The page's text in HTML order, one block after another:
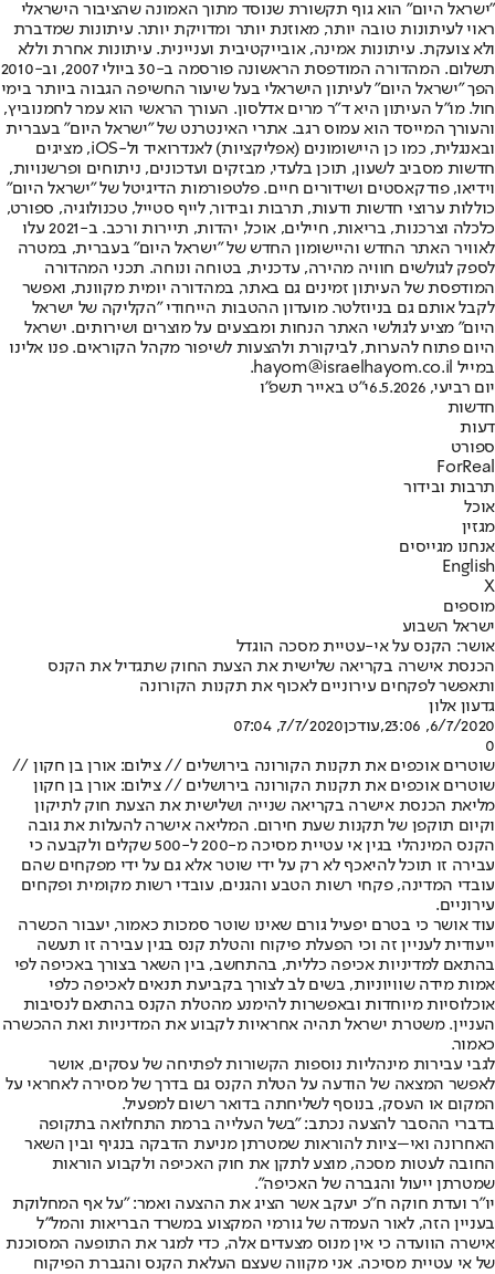
"ישראל היום" הוא גוף תקשורת שנוסד מתוך האמונה שהציבור הישראלי
ראוי לעיתונות טובה יותר, מאוזנת יותר ומדויקת יותר. עיתונות שמדברת
ולא צועקת. עיתונות אמינה, אובייקטיבית ועניינית. עיתונות אחרת וללא
תשלום. המהדורה המודפסת הראשונה פורסמה ב-30 ביולי 2007, וב-2010
הפך "ישראל היום" לעיתון הישראלי בעל שיעור החשיפה הגבוה ביותר בימי
חול. מו"ל העיתון היא ד"ר מרים אדלסון. העורך הראשי הוא עמר לחמנוביץ,
והעורך המייסד הוא עמוס רגב. אתרי האינטרנט של "ישראל היום" בעברית
ובאנגלית, כמו כן היישומונים (אפליקציות) לאנדרואיד ול-iOS, מציגים
חדשות מסביב לשעון, תוכן בלעדי, מבזקים ועדכונים, ניתוחים ופרשנויות,
וידיאו, פודקאסטים ושידורים חיים. פלטפורמות הדיגיטל של "ישראל היום"
כוללות ערוצי חדשות ודעות, תרבות ובידור, לייף סטייל, טכנולוגיה, ספורט,
כלכלה וצרכנות, בריאות, חיילים, אוכל, יהדות, תיירות ורכב. ב-2021 עלו
לאוויר האתר החדש והיישומון החדש של "ישראל היום" בעברית, במטרה
לספק לגולשים חוויה מהירה, עדכנית, בטוחה ונוחה. תכני המהדורה
המודפסת של העיתון זמינים גם באתר, במהדורה יומית מקוונת, ואפשר
לקבל אותם גם בניוזלטר. מועדון ההטבות הייחודי "הקליקה של ישראל
היום" מציע לגולשי האתר הנחות ומבצעים על מוצרים ושירותים. ישראל
היום פתוח להערות, לביקורת ולהצעות לשיפור מקהל הקוראים. פנו אלינו
במייל hayom@israelhayom.co.il.
יום רביעי, 6.5.2026
י"ט באייר תשפ"ו
חדשות
דעות
ספורט
ForReal
תרבות ובידור
אוכל
מגזין
אנחנו מגייסים
English
X
מוספים
ישראל השבוע
אושר: הקנס על אי-עטיית מסכה הוגדל
הכנסת אישרה בקריאה שלישית את הצעת החוק שתגדיל את הקנס
ותאפשר לפקחים עירוניים לאכוף את תקנות הקורונה
גדעון אלון
6/7/2020, 23:06
,עודכן7/7/2020, 07:04
0
שוטרים אוכפים את תקנות הקורונה בירושלים // צילום: אורן בן חקון //
שוטרים אוכפים את תקנות הקורונה בירושלים // צילום: אורן בן חקון
מליאת הכנסת אישרה בקריאה שנייה ושלישית את הצעת חוק לתיקון
וקיום תוקפן של תקנות שעת חירום. המליאה אישרה להעלות את גובה
הקנס המינהלי בגין אי עטיית מסיכה מ-200 ל-500 שקלים ולקבעה כי
עבירה זו תוכל להיאכף לא רק על ידי שוטר אלא גם על ידי מפקחים שהם
עובדי המדינה, פקחי רשות הטבע והגנים, עובדי רשות מקומית ופקחים
עירוניים.
עוד אושר כי בטרם יפעיל גורם שאינו שוטר סמכות כאמור, יעבור הכשרה
ייעודית לעניין זה וכי הפעלת פיקוח והטלת קנס בגין עבירה זו תעשה
בהתאם למדיניות אכיפה כללית, בהתחשב, בין השאר בצורך באכיפה לפי
אמות מידה שוויוניות, בשים לב לצורך בקביעת תנאים לאכיפה כלפי
אוכלוסיות מיוחדות ובאפשרות להימנע מהטלת הקנס בהתאם לנסיבות
העניין. משטרת ישראל תהיה אחראיות לקבוע את המדיניות ואת ההכשרה
כאמור.
לגבי עבירות מינהליות נוספות הקשורות לפתיחה של עסקים, אושר
לאפשר המצאה של הודעה על הטלת הקנס גם בדרך של מסירה לאחראי על
המקום או העסק, בנוסף לשליחתה בדואר רשום למפעיל.
בדברי ההסבר להצעה נכתב: "בשל העלייה ברמת התחלואה בתקופה
האחרונה ואי–ציות להוראות שמטרתן מניעת הדבקה בנגיף ובין השאר
החובה לעטות מסכה, מוצע לתקן את חוק האכיפה ולקבוע הוראות
שמטרתן ייעול והגברה של האכיפה".
יו"ר ועדת חוקה ח"כ יעקב אשר הציג את ההצעה ואמר: "על אף המחלוקת
בעניין הזה, לאור העמדה של גורמי המקצוע במשרד הבריאות והמל"ל
אישרה הוועדה כי אין מנוס מצעדים אלה, כדי למגר את התופעה המסוכנת
של אי עטיית מסיכה. אני מקווה שעצם העלאת הקנס והגברת הפיקוח